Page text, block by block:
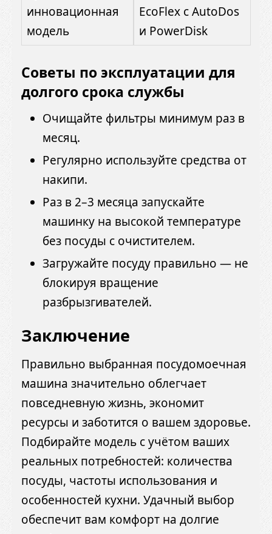
инновационная
модель
EcoFlex с AutoDos
и PowerDisk
Советы по эксплуатации для
долгого срока службы
Очищайте фильтры минимум раз в
месяц.
Регулярно используйте средства от
накипи.
Раз в 2–3 месяца запускайте
машинку на высокой температуре
без посуды с очистителем.
Загружайте посуду правильно — не
блокируя вращение
разбрызгивателей.
Заключение
Правильно выбранная посудомоечная
машина значительно облегчает
повседневную жизнь, экономит
ресурсы и заботится о вашем здоровье.
Подбирайте модель с учётом ваших
реальных потребностей: количества
посуды, частоты использования и
особенностей кухни. Удачный выбор
обеспечит вам комфорт на долгие